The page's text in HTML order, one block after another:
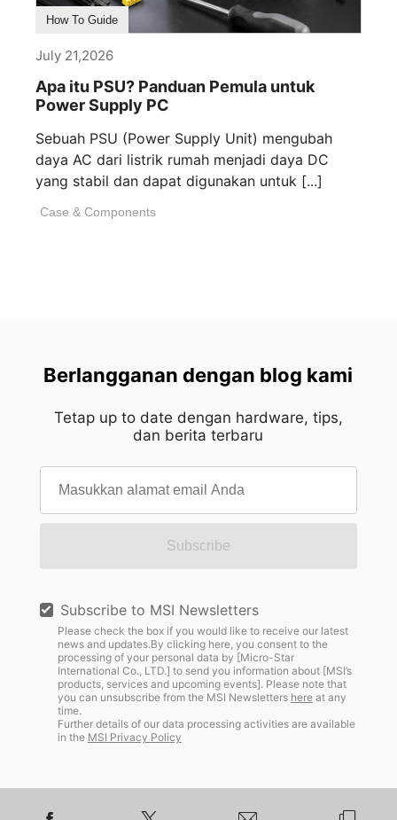
How To Guide
July 21,2026
Apa itu PSU? Panduan Pemula untuk
Power Supply PC
Sebuah PSU (Power Supply Unit) mengubah
daya AC dari listrik rumah menjadi daya DC
yang stabil dan dapat digunakan untuk [...]
Case & Components
Berlangganan dengan blog kami
Tetap up to date dengan hardware, tips,
dan berita terbaru
Subscribe
Subscribe to MSI Newsletters
Please check the box if you would like to receive our latest
news and updates.By clicking here, you consent to the
processing of your personal data by [Micro-Star
International Co., LTD.] to send you information about [MSI’s
products, services and upcoming events]. Please note that
you can unsubscribe from the MSI Newsletters hereat any
time.
Further details of our data processing activities are available
in the MSI Privacy Policy